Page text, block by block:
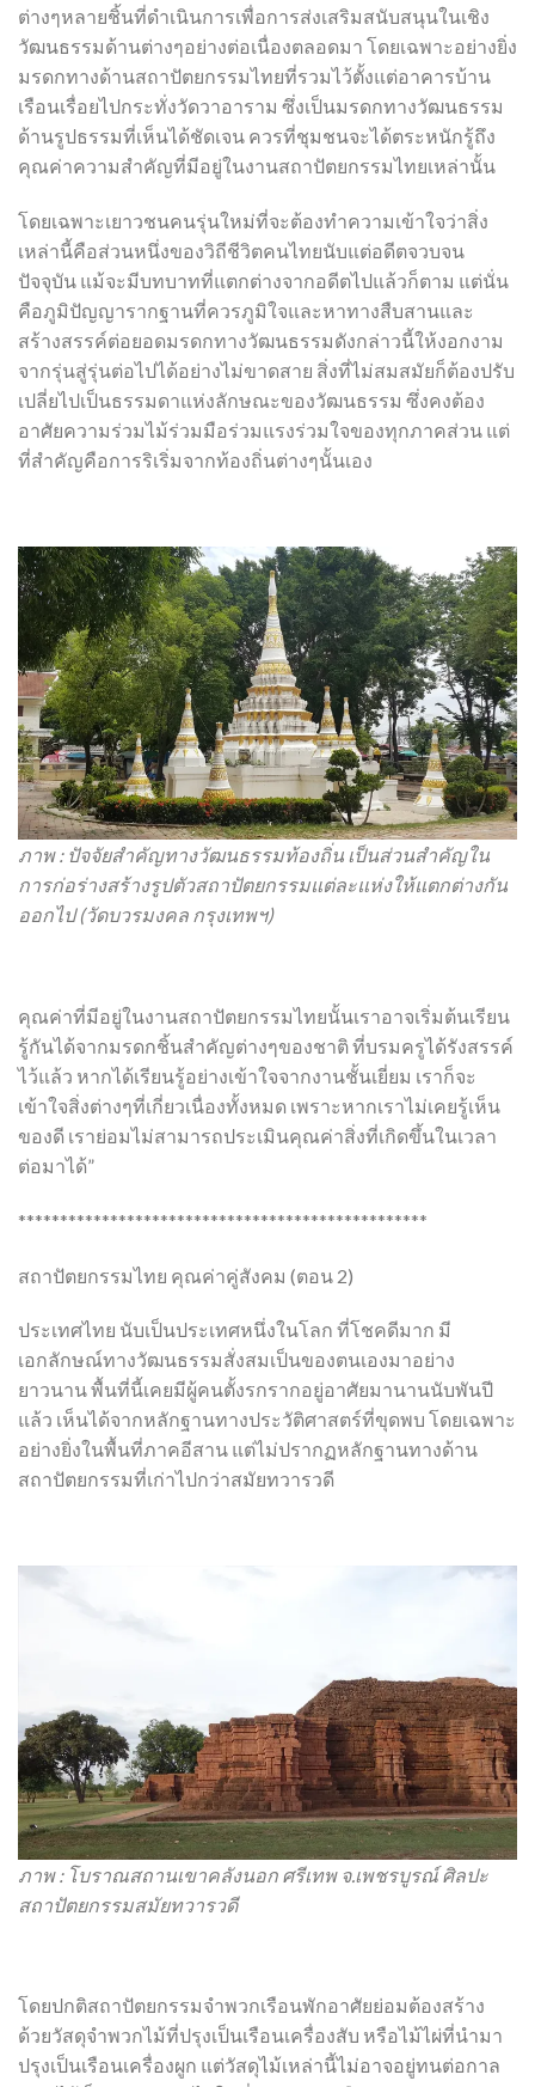
ต่างๆหลายชิ้นที่ดำเนินการเพื่อการส่งเสริมสนับสนุนในเชิง
วัฒนธรรมด้านต่างๆอย่างต่อเนื่องตลอดมา โดยเฉพาะอย่างยิ่ง
มรดกทางด้านสถาปัตยกรรมไทยที่รวมไว้ตั้งแต่อาคารบ้าน
เรือนเรื่อยไปกระทั่งวัดวาอาราม ซึ่งเป็นมรดกทางวัฒนธรรม
ด้านรูปธรรมที่เห็นได้ชัดเจน ควรที่ชุมชนจะได้ตระหนักรู้ถึง
คุณค่าความสำคัญที่มีอยู่ในงานสถาปัตยกรรมไทยเหล่านั้น
โดยเฉพาะเยาวชนคนรุ่นใหม่ที่จะต้องทำความเข้าใจว่าสิ่ง
เหล่านี้คือส่วนหนึ่งของวิถีชีวิตคนไทยนับแต่อดีตจวบจน
ปัจจุบัน แม้จะมีบทบาทที่แตกต่างจากอดีตไปแล้วก็ตาม แต่นั่น
คือภูมิปัญญารากฐานที่ควรภูมิใจและหาทางสืบสานและ
สร้างสรรค์ต่อยอดมรดกทางวัฒนธรรมดังกล่าวนี้ให้งอกงาม
จากรุ่นสู่รุ่นต่อไปได้อย่างไม่ขาดสาย สิ่งที่ไม่สมสมัยก็ต้องปรับ
เปลี่ยไปเป็นธรรมดาแห่งลักษณะของวัฒนธรรม ซึ่งคงต้อง
อาศัยความร่วมไม้ร่วมมือร่วมแรงร่วมใจของทุกภาคส่วน แต่
ที่สำคัญคือการริเริ่มจากท้องถิ่นต่างๆนั้นเอง
ภาพ : ปัจจัยสำคัญทางวัฒนธรรมท้องถิ่น เป็นส่วนสำคัญใน
การก่อร่างสร้างรูปตัวสถาปัตยกรรมแต่ละแห่งให้แตกต่างกัน
ออกไป (วัดบวรมงคล กรุงเทพฯ)
คุณค่าที่มีอยู่ในงานสถาปัตยกรรมไทยนั้นเราอาจเริ่มต้นเรียน
รู้กันได้จากมรดกชิ้นสำคัญต่างๆของชาติ ที่บรมครูได้รังสรรค์
ไว้แล้ว หากได้เรียนรู้อย่างเข้าใจจากงานชั้นเยี่ยม เราก็จะ
เข้าใจสิ่งต่างๆที่เกี่ยวเนื่องทั้งหมด เพราะหากเราไม่เคยรู้เห็น
ของดี เราย่อมไม่สามารถประเมินคุณค่าสิ่งที่เกิดขึ้นในเวลา
ต่อมาได้”
*************************************************
สถาปัตยกรรมไทย คุณค่าคู่สังคม (ตอน 2)
ประเทศไทย นับเป็นประเทศหนึ่งในโลก ที่โชคดีมาก มี
เอกลักษณ์ทางวัฒนธรรมสั่งสมเป็นของตนเองมาอย่าง
ยาวนาน พื้นที่นี้เคยมีผู้คนตั้งรกรากอยู่อาศัยมานานนับพันปี
แล้ว เห็นได้จากหลักฐานทางประวัติศาสตร์ที่ขุดพบ โดยเฉพาะ
อย่างยิ่งในพื้นที่ภาคอีสาน แต่ไม่ปรากฏหลักฐานทางด้าน
สถาปัตยกรรมที่เก่าไปกว่าสมัยทวารวดี
ภาพ : โบราณสถานเขาคลังนอก ศรีเทพ จ.เพชรบูรณ์ ศิลปะ
สถาปัตยกรรมสมัยทวารวดี
โดยปกติสถาปัตยกรรมจำพวกเรือนพักอาศัยย่อมต้องสร้าง
ด้วยวัสดุจำพวกไม้ที่ปรุงเป็นเรือนเครื่องสับ หรือไม้ไผ่ที่นำมา
ปรุงเป็นเรือนเครื่องผูก แต่วัสดุไม้เหล่านี้ไม่อาจอยู่ทนต่อกาล